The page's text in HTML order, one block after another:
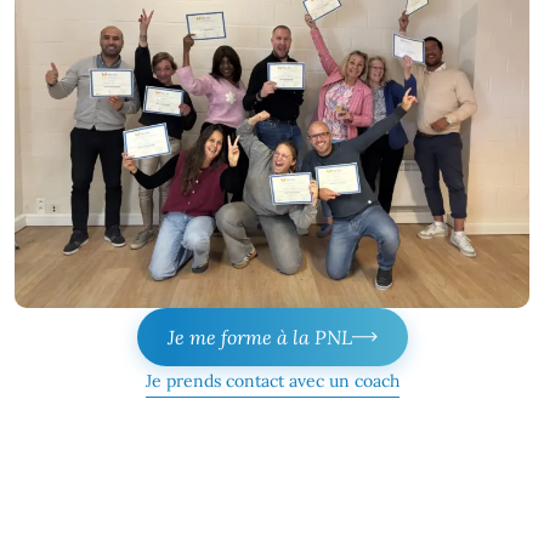
Je me forme à la PNL
Je prends contact avec un coach